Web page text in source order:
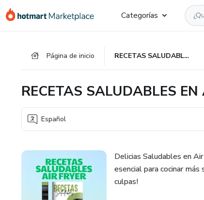
Categorías
Página de inicio RECETAS SALUDABLES EN AIR FRYER
RECETAS SALUDABLES EN
Español
Delicias Saludables en
esencial para cocinar más
culpas!